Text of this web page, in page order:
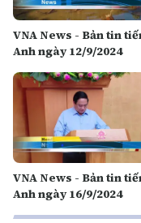
VNA News - Bản tin
Anh ngày 12/9/2024
VNA News - Bản tin
Anh ngày 16/9/2024